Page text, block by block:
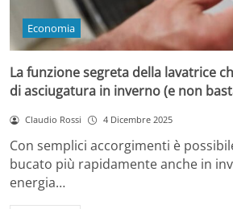
Economia
La funzione segreta della lavatrice
di asciugatura in inverno (e non
Claudio Rossi 4 Dicembre 2025
Con semplici accorgimenti è
bucato più rapidamente anche in
energia…